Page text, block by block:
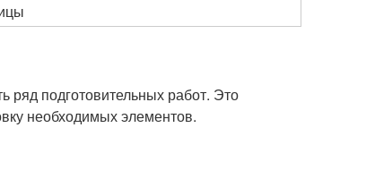
ряд подготовительных работ. Это
необходимых элементов.